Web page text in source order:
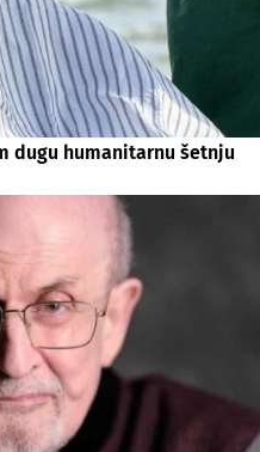
dugu humanitarnu šetnju